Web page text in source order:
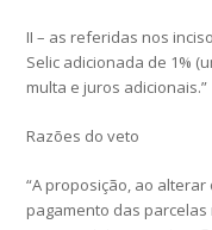
II – as referidas nos
Selic adicionada de 1%
multa e juros adicionais.”
Razões do veto
“A proposição, ao
pagamento das